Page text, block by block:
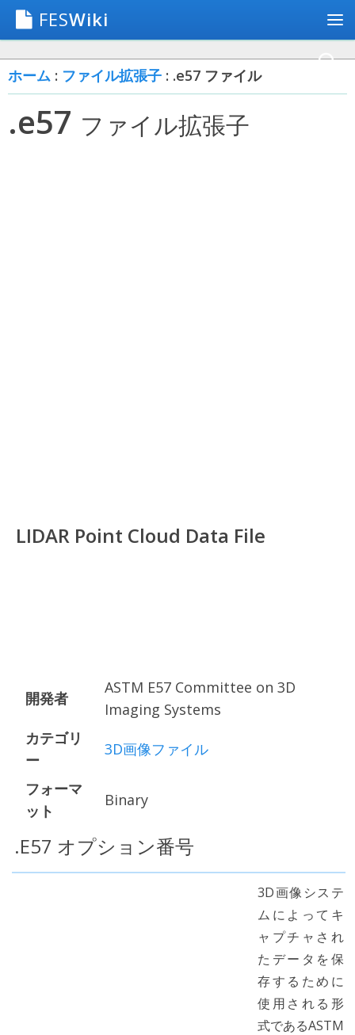
FESWiki
ホーム : ファイル拡張子 : .e57 ファイル
.e57 ファイル拡張子
LIDAR Point Cloud Data File
開発者
ASTM E57 Committee on 3D
Imaging Systems
カテゴリ
ー
3D画像ファイル
フォーマ
ット
Binary
.E57 オプション番号
3D画像システ
ムによってキ
ャプチャされ
たデータを保
存するために
使用される形
式であるASTM